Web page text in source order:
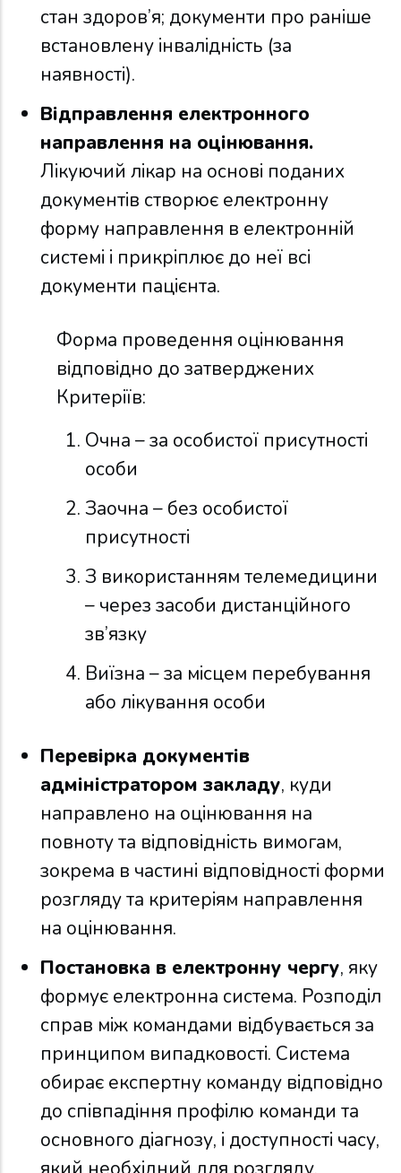
стан здоров’я; документи про раніше
встановлену інвалідність (за
наявності).
Відправлення електронного
направлення на оцінювання.
Лікуючий лікар на основі поданих
документів створює електронну
форму направлення в електронній
системі і прикріплює до неї всі
документи пацієнта.
Форма проведення оцінювання
відповідно до затверджених
Критеріїв:
Очна – за особистої присутності
особи
Заочна – без особистої
присутності
З використанням телемедицини
– через засоби дистанційного
зв’язку
Виїзна – за місцем перебування
або лікування особи
Перевірка документів
адміністратором закладу, куди
направлено на оцінювання на
повноту та відповідність вимогам,
зокрема в частині відповідності форми
розгляду та критеріям направлення
на оцінювання.
Постановка в електронну чергу, яку
формує електронна система. Розподіл
справ між командами відбувається за
принципом випадковості. Система
обирає експертну команду відповідно
до співпадіння профілю команди та
основного діагнозу, і доступності часу,